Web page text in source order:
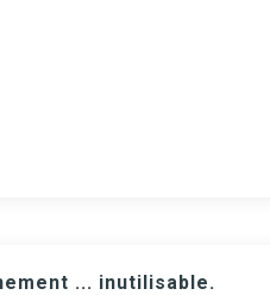
... inutilisable.